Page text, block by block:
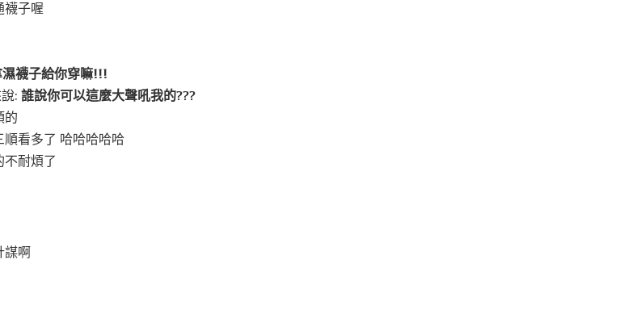
襪子喔
襪子給你穿嘛!!!
: 誰說你可以這麼大聲吼我的???
的
看多了 哈哈哈哈哈
不耐煩了
謀啊